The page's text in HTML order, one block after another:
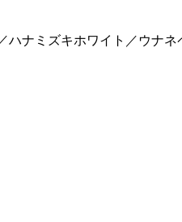
ナミズキホワイト／ウナ